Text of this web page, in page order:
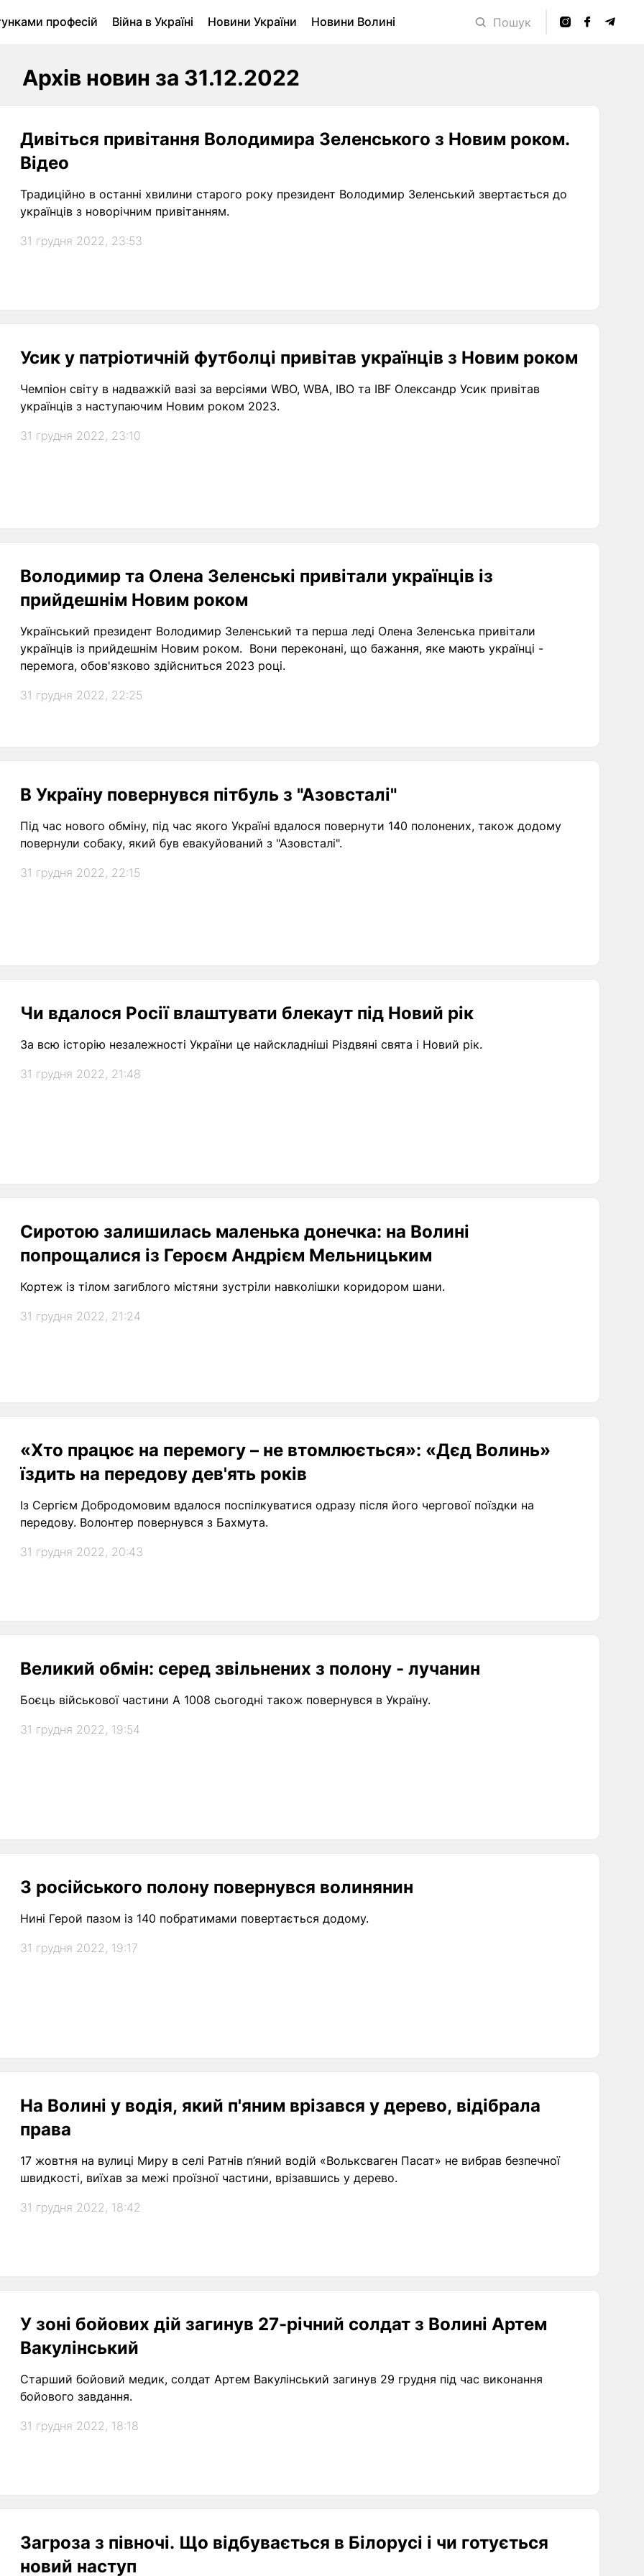
професій Війна в Україні Новини України
Новини Волині
Пошук
Архів новин за 31.12.2022
Дивіться привітання Володимира Зеленського з Новим роком.
Відео
Традиційно в останні хвилини старого року президент Володимир Зеленський звертається до
українців з новорічним привітанням.
31 грудня 2022, 23:53
Усик у патріотичній футболці привітав українців з Новим роком
Чемпіон світу в надважкій вазі за версіями WBO, WBA, IBO та IBF Олександр Усик привітав
українців з наступаючим Новим роком 2023.
31 грудня 2022, 23:10
Володимир та Олена Зеленські привітали українців із
прийдешнім Новим роком
Український президент Володимир Зеленський та перша леді Олена Зеленська привітали
українців із прийдешнім Новим роком. Вони переконані, що бажання, яке мають українці -
перемога, обов'язково здійсниться 2023 році.
31 грудня 2022, 22:25
В Україну повернувся пітбуль з "Азовсталі"
Під час нового обміну, під час якого Україні вдалося повернути 140 полонених, також додому
повернули собаку, який був евакуйований з "Азовсталі".
31 грудня 2022, 22:15
Чи вдалося Росії влаштувати блекаут під Новий рік
За всю історію незалежності України це найскладніші Різдвяні свята і Новий рік.
31 грудня 2022, 21:48
Сиротою залишилась маленька донечка: на Волині
попрощалися із Героєм Андрієм Мельницьким
Кортеж із тілом загиблого містяни зустріли навколішки коридором шани.
31 грудня 2022, 21:24
«Хто працює на перемогу – не втомлюється»: «Дєд Волинь»
їздить на передову дев'ять років
Із Сергієм Добродомовим вдалося поспілкуватися одразу після його чергової поїздки на
передову. Волонтер повернувся з Бахмута.
31 грудня 2022, 20:43
Великий обмін: серед звільнених з полону - лучанин
Боєць військової частини А 1008 сьогодні також повернувся в Україну.
31 грудня 2022, 19:54
З російського полону повернувся волинянин
Нині Герой пазом із 140 побратимами повертається додому.
31 грудня 2022, 19:17
На Волині у водія, який п'яним врізався у дерево, відібрала
права
17 жовтня на вулиці Миру в селі Ратнів п’яний водій «Вольксваген Пасат» не вибрав безпечної
швидкості, виїхав за межі проїзної частини, врізавшись у дерево.
31 грудня 2022, 18:42
У зоні бойових дій загинув 27-річний солдат з Волині Артем
Вакулінський
Старший бойовий медик, солдат Артем Вакулінський загинув 29 грудня під час виконання
бойового завдання.
31 грудня 2022, 18:18
Загроза з півночі. Що відбувається в Білорусі і чи готується
новий наступ